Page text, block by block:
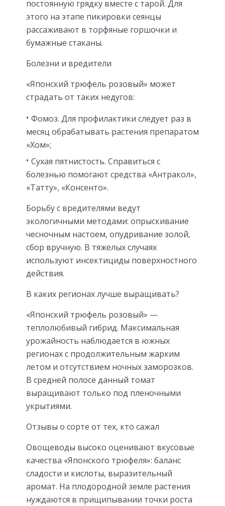
постоянную грядку вместе с тарой. Для
этого на этапе пикировки сеянцы
рассаживают в торфяные горшочки и
бумажные стаканы.
Болезни и вредители
«Японский трюфель розовый» может
страдать от таких недугов:
Фомоз. Для профилактики следует раз в
месяц обрабатывать растения препаратом
«Хом»;
Сухая пятнистость. Справиться с
болезнью помогают средства «Антракол»,
«Татту», «Консенто».
Борьбу с вредителями ведут
экологичными методами: опрыскивание
чесночным настоем, опудривание золой,
сбор вручную. В тяжелых случаях
используют инсектициды поверхностного
действия.
В каких регионах лучше выращивать?
«Японский трюфель розовый» —
теплолюбивый гибрид. Максимальная
урожайность наблюдается в южных
регионах с продолжительным жарким
летом и отсутствием ночных заморозков.
В средней полосе данный томат
выращивают только под пленочными
укрытиями.
Отзывы о сорте от тех, кто сажал
Овощеводы высоко оценивают вкусовые
качества «Японского трюфеля»: баланс
сладости и кислоты, выразительный
аромат. На плодородной земле растения
нуждаются в прищипывании точки роста